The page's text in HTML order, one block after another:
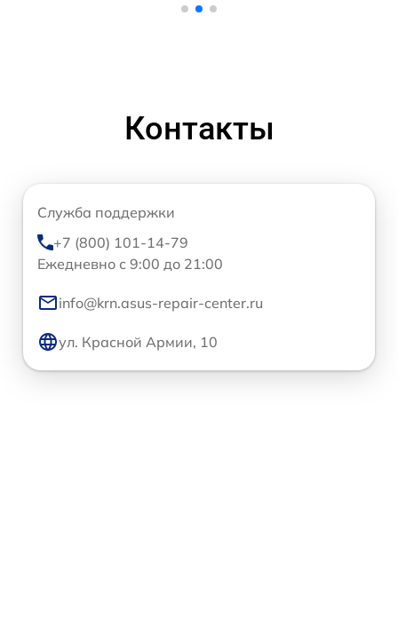
Контакты
Служба поддержки
+7 (800) 101-14-79
Ежедневно с 9:00 до 21:00
info@krn.asus-repair-center.ru
ул. Красной Армии, 10